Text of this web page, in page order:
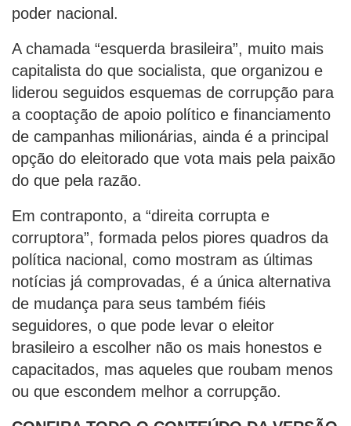
poder nacional.
A chamada “esquerda brasileira”, muito mais
capitalista do que socialista, que organizou e
liderou seguidos esquemas de corrupção para
a cooptação de apoio político e financiamento
de campanhas milionárias, ainda é a principal
opção do eleitorado que vota mais pela paixão
do que pela razão.
Em contraponto, a “direita corrupta e
corruptora”, formada pelos piores quadros da
política nacional, como mostram as últimas
notícias já comprovadas, é a única alternativa
de mudança para seus também fiéis
seguidores, o que pode levar o eleitor
brasileiro a escolher não os mais honestos e
capacitados, mas aqueles que roubam menos
ou que escondem melhor a corrupção.